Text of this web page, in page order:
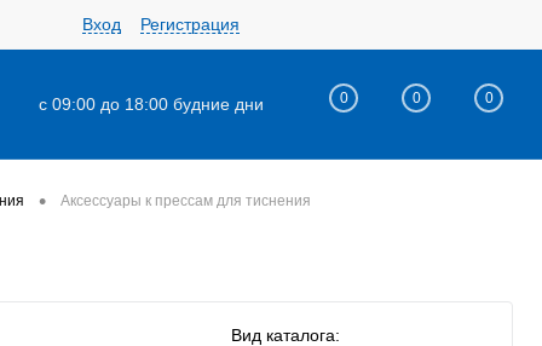
Вход Регистрация
с 09:00 до 18:00 будние дни 0 0 0
• Аксессуары к прессам для тиснения
Вид каталога: